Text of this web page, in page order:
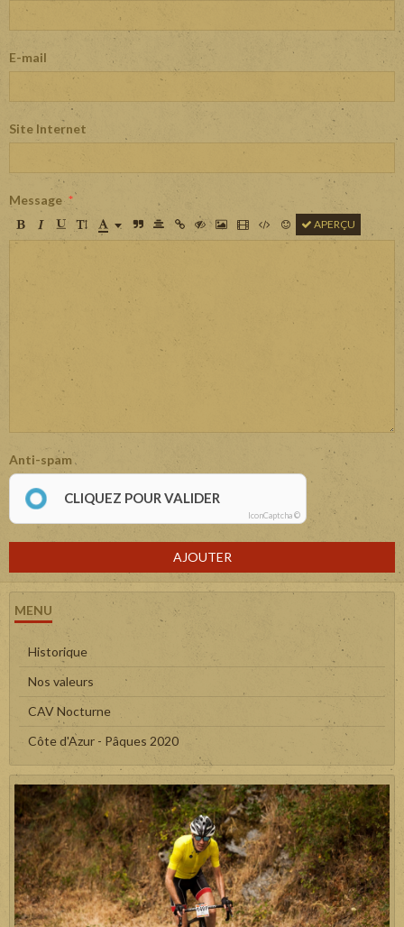
E-mail
Site Internet
Message
APERÇU
Anti-spam
CLIQUEZ POUR VALIDER
IconCaptcha ©
AJOUTER
MENU
Historique
Nos valeurs
CAV Nocturne
Côte d'Azur - Pâques 2020